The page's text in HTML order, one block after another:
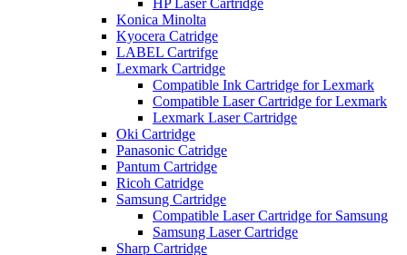
HP Laser Cartridge
Konica Minolta
Kyocera Catridge
LABEL Cartrifge
Lexmark Cartridge
Compatible Ink Cartridge for Lexmark
Compatible Laser Cartridge for Lexmark
Lexmark Laser Cartridge
Oki Cartridge
Panasonic Catridge
Pantum Cartridge
Ricoh Catridge
Samsung Cartridge
Compatible Laser Cartridge for Samsung
Samsung Laser Cartridge
Sharp Cartridge